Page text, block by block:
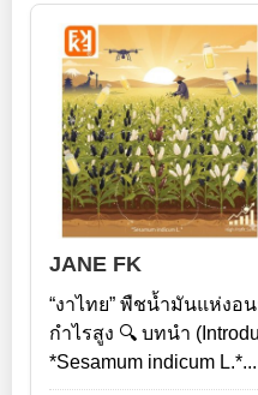
JANE FK
“งาไทย” พืชน้ำมันแห่งอ
กำไรสูง 🔍 บทนำ
*Sesamum indicum L.*...